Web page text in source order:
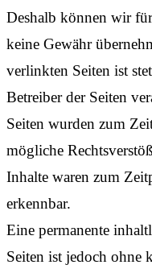
Deshalb können wir
keine Gewähr
verlinkten Seiten ist
Betreiber der Seiten
Seiten wurden zum
mögliche
Inhalte waren zum
erkennbar.
Eine permanente
Seiten ist jedoch ohne